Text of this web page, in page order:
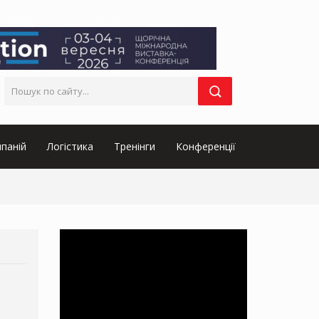
Логістика Тренінги Конференції